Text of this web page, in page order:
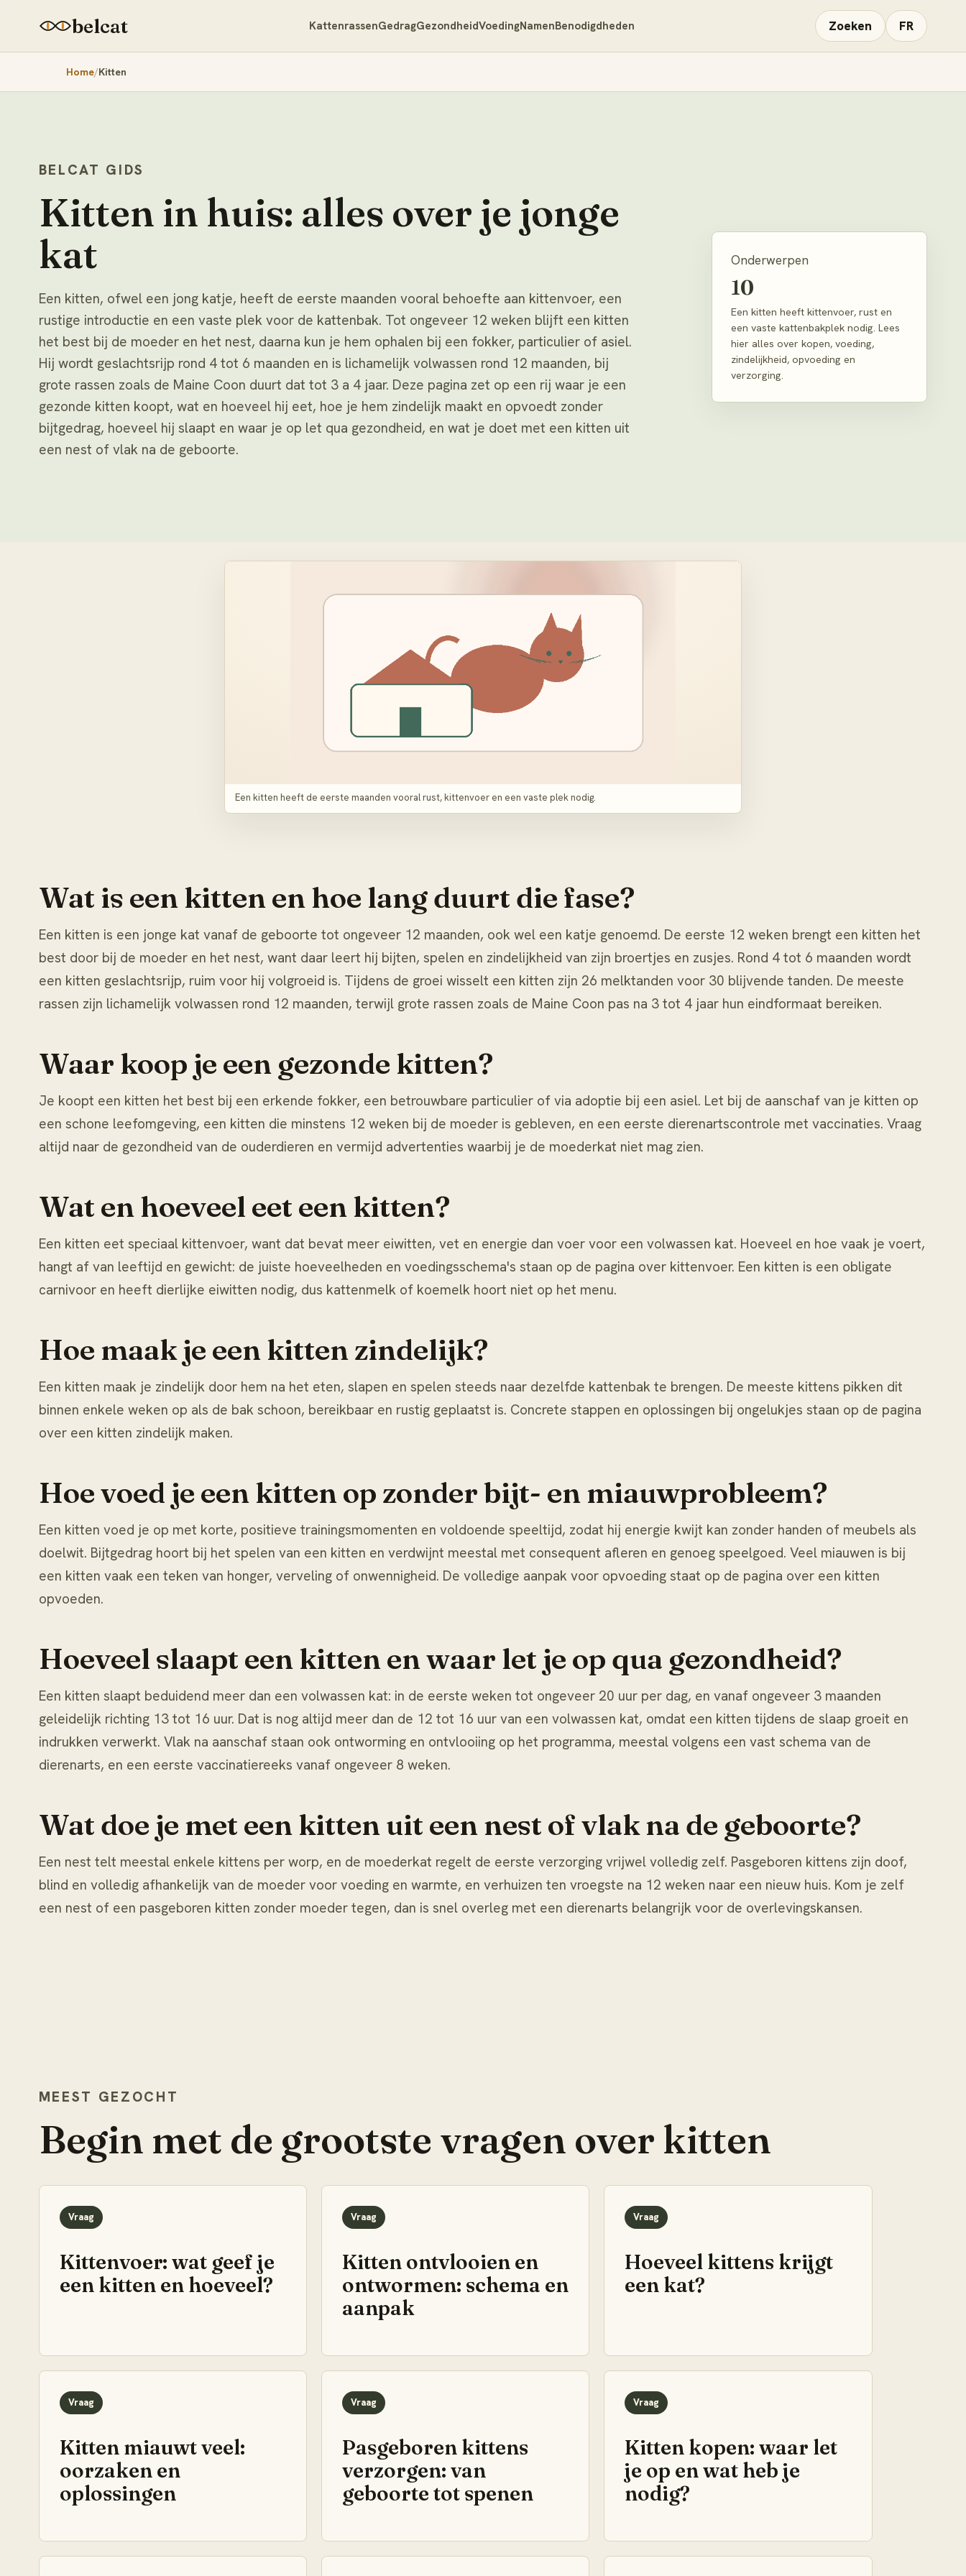
belcat KattenrassenGedragGezondheidVoedingNamenBenodigdheden Zoeken FR
Home Kitten
BELCAT GIDS
Kitten in huis: alles over je jonge
kat
Een kitten, ofwel een jong katje, heeft de eerste maanden vooral behoefte aan kittenvoer, een
rustige introductie en een vaste plek voor de kattenbak. Tot ongeveer 12 weken blijft een kitten
het best bij de moeder en het nest, daarna kun je hem ophalen bij een fokker, particulier of asiel.
Hij wordt geslachtsrijp rond 4 tot 6 maanden en is lichamelijk volwassen rond 12 maanden, bij
grote rassen zoals de Maine Coon duurt dat tot 3 a 4 jaar. Deze pagina zet op een rij waar je een
gezonde kitten koopt, wat en hoeveel hij eet, hoe je hem zindelijk maakt en opvoedt zonder
bijtgedrag, hoeveel hij slaapt en waar je op let qua gezondheid, en wat je doet met een kitten uit
een nest of vlak na de geboorte.
Onderwerpen
10
Een kitten heeft kittenvoer, rust en
een vaste kattenbakplek nodig. Lees
hier alles over kopen, voeding,
zindelijkheid, opvoeding en
verzorging.
Een kitten heeft de eerste maanden vooral rust, kittenvoer en een vaste plek nodig.
Wat is een kitten en hoe lang duurt die fase?
Een kitten is een jonge kat vanaf de geboorte tot ongeveer 12 maanden, ook wel een katje genoemd. De eerste 12 weken brengt een kitten het
best door bij de moeder en het nest, want daar leert hij bijten, spelen en zindelijkheid van zijn broertjes en zusjes. Rond 4 tot 6 maanden wordt
een kitten geslachtsrijp, ruim voor hij volgroeid is. Tijdens de groei wisselt een kitten zijn 26 melktanden voor 30 blijvende tanden. De meeste
rassen zijn lichamelijk volwassen rond 12 maanden, terwijl grote rassen zoals de Maine Coon pas na 3 tot 4 jaar hun eindformaat bereiken.
Waar koop je een gezonde kitten?
Je koopt een kitten het best bij een erkende fokker, een betrouwbare particulier of via adoptie bij een asiel. Let bij de aanschaf van je kitten op
een schone leefomgeving, een kitten die minstens 12 weken bij de moeder is gebleven, en een eerste dierenartscontrole met vaccinaties. Vraag
altijd naar de gezondheid van de ouderdieren en vermijd advertenties waarbij je de moederkat niet mag zien.
Wat en hoeveel eet een kitten?
Een kitten eet speciaal kittenvoer, want dat bevat meer eiwitten, vet en energie dan voer voor een volwassen kat. Hoeveel en hoe vaak je voert,
hangt af van leeftijd en gewicht: de juiste hoeveelheden en voedingsschema's staan op de pagina over kittenvoer. Een kitten is een obligate
carnivoor en heeft dierlijke eiwitten nodig, dus kattenmelk of koemelk hoort niet op het menu.
Hoe maak je een kitten zindelijk?
Een kitten maak je zindelijk door hem na het eten, slapen en spelen steeds naar dezelfde kattenbak te brengen. De meeste kittens pikken dit
binnen enkele weken op als de bak schoon, bereikbaar en rustig geplaatst is. Concrete stappen en oplossingen bij ongelukjes staan op de pagina
over een kitten zindelijk maken.
Hoe voed je een kitten op zonder bijt- en miauwprobleem?
Een kitten voed je op met korte, positieve trainingsmomenten en voldoende speeltijd, zodat hij energie kwijt kan zonder handen of meubels als
doelwit. Bijtgedrag hoort bij het spelen van een kitten en verdwijnt meestal met consequent afleren en genoeg speelgoed. Veel miauwen is bij
een kitten vaak een teken van honger, verveling of onwennigheid. De volledige aanpak voor opvoeding staat op de pagina over een kitten
opvoeden.
Hoeveel slaapt een kitten en waar let je op qua gezondheid?
Een kitten slaapt beduidend meer dan een volwassen kat: in de eerste weken tot ongeveer 20 uur per dag, en vanaf ongeveer 3 maanden
geleidelijk richting 13 tot 16 uur. Dat is nog altijd meer dan de 12 tot 16 uur van een volwassen kat, omdat een kitten tijdens de slaap groeit en
indrukken verwerkt. Vlak na aanschaf staan ook ontworming en ontvlooiing op het programma, meestal volgens een vast schema van de
dierenarts, en een eerste vaccinatiereeks vanaf ongeveer 8 weken.
Wat doe je met een kitten uit een nest of vlak na de geboorte?
Een nest telt meestal enkele kittens per worp, en de moederkat regelt de eerste verzorging vrijwel volledig zelf. Pasgeboren kittens zijn doof,
blind en volledig afhankelijk van de moeder voor voeding en warmte, en verhuizen ten vroegste na 12 weken naar een nieuw huis. Kom je zelf
een nest of een pasgeboren kitten zonder moeder tegen, dan is snel overleg met een dierenarts belangrijk voor de overlevingskansen.
MEEST GEZOCHT
Begin met de grootste vragen over kitten
Vraag
Kittenvoer: wat geef je
een kitten en hoeveel?
Vraag
Kitten ontvlooien en
ontwormen: schema en
aanpak
Vraag
Hoeveel kittens krijgt
een kat?
Vraag
Kitten miauwt veel:
oorzaken en
oplossingen
Vraag
Pasgeboren kittens
verzorgen: van
geboorte tot spenen
Vraag
Kitten kopen: waar let
je op en wat heb je
nodig?